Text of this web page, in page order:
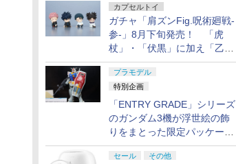
カプセルトイ
ガチャ「肩ズンFig.呪術廻戦-
参-」8月下旬発売！ 「虎
杖」・「伏黒」に加え「乙
骨」・「脹相」がラインナッ
プ
プラモデル
特別企画
「ENTRY GRADE」シリーズ
のガンダム3機が浮世絵の飾
りをまとった限定パッケージ
で8月29日に発売！ お土産
にもピッタリ!?【ガンダムベ
セール その他